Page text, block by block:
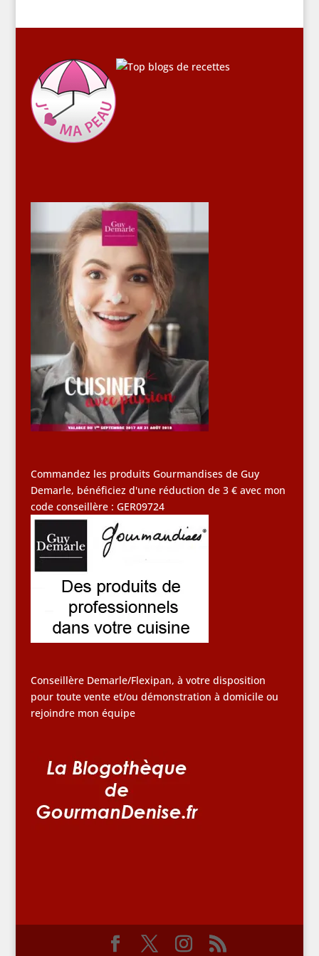
Commandez les produits Gourmandises de Guy
Demarle, bénéficiez d'une réduction de 3 € avec mon
code conseillère : GER09724
Conseillère Demarle/Flexipan, à votre disposition
pour toute vente et/ou démonstration à domicile ou
rejoindre mon équipe